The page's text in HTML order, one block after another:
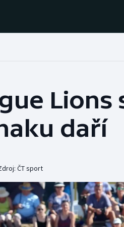
Baseball a softbal
Basketbal
Boby a skeleton
Box
Lions
daří
ČT sport